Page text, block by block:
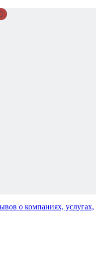
Искать